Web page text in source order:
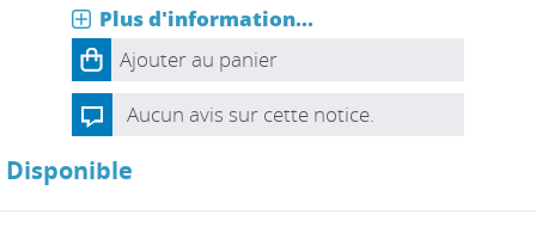
Plus d'information...
Ajouter au panier
Aucun avis sur cette notice.
Disponible